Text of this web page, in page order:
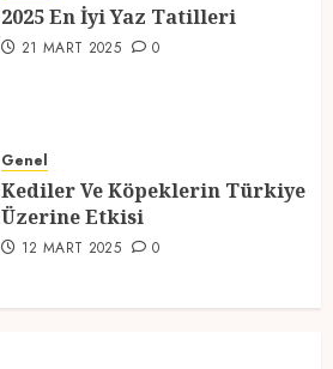
2025 En İyi Yaz Tatilleri
21 MART 2025 0
Genel
Kediler Ve Köpeklerin Türkiye
Üzerine Etkisi
12 MART 2025 0